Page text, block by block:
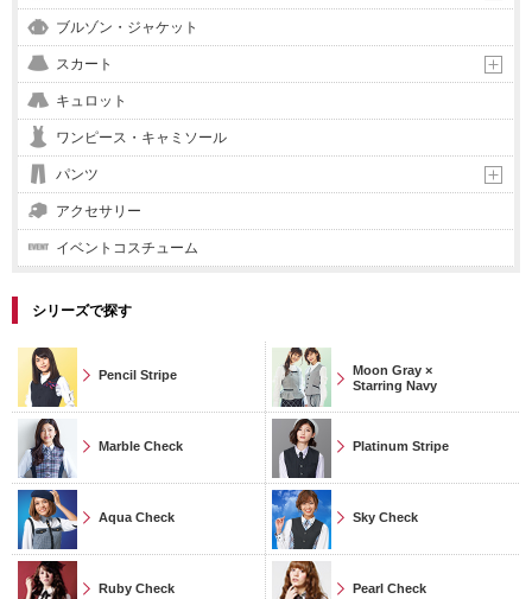
ブルゾン・ジャケット
スカート
キュロット
ワンピース・キャミソール
パンツ
アクセサリー
イベントコスチューム
シリーズで探す
Pencil Stripe
Moon Gray ×
Starring Navy
Marble Check Platinum Stripe
Aqua Check Sky Check
Ruby Check Pearl Check